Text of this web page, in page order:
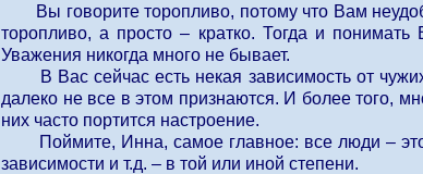
Вы говорите торопливо, потому что Вам
торопливо, а просто – кратко. Тогда и
Уважения никогда много не бывает.
В Вас сейчас есть некая зависимость от
далеко не все в этом признаются. И более того,
них часто портится настроение.
Поймите, Инна, самое главное: все люди –
зависимости и т.д. – в той или иной степени.